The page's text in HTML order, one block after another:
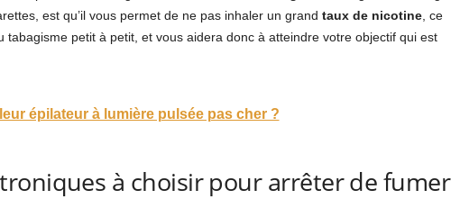
est qu’il vous permet de ne pas inhaler un grand taux de nicotine, ce
tabagisme petit à petit, et vous aidera donc à atteindre votre objectif qui est
épilateur à lumière pulsée pas cher ?
à choisir pour arrêter de fumer